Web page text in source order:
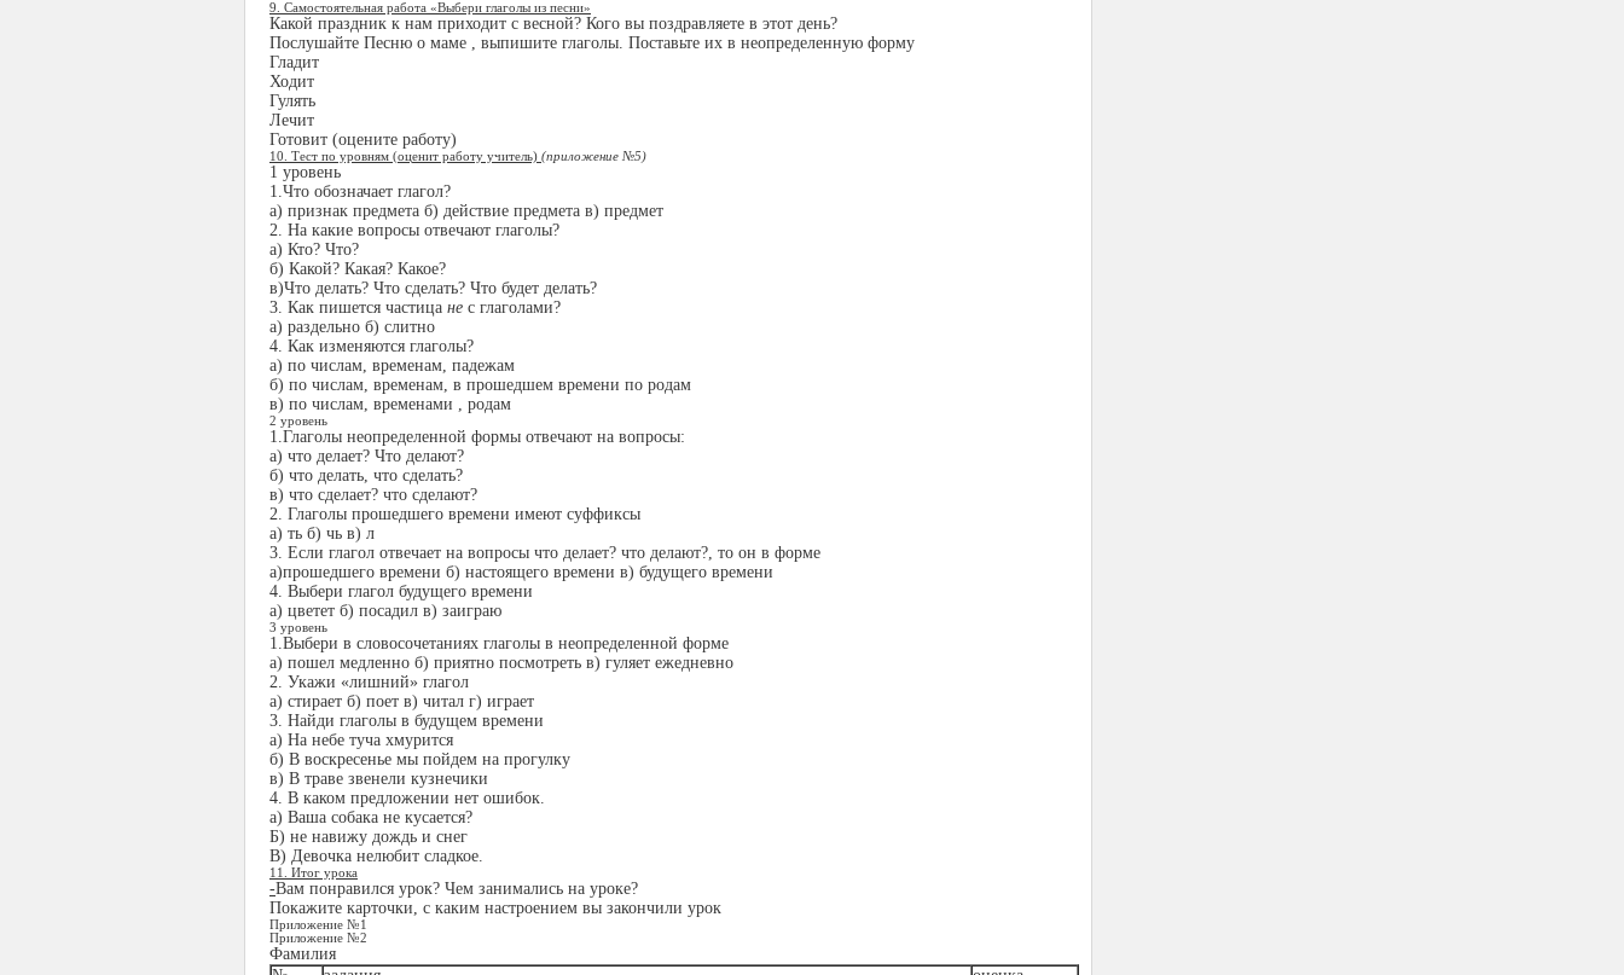
9. Самостоятельная работа «Выбери глаголы из песни»
Какой праздник к нам приходит с весной? Кого вы поздравляете в этот день?
Послушайте Песню о маме , выпишите глаголы. Поставьте их в неопределенную форму
Гладит
Ходит
Гулять
Лечит
Готовит (оцените работу)
10. Тест по уровням (оценит работу учитель) (приложение №5)
1 уровень
1.Что обозначает глагол?
а) признак предмета б) действие предмета в) предмет
2. На какие вопросы отвечают глаголы?
а) Кто? Что?
б) Какой? Какая? Какое?
в)Что делать? Что сделать? Что будет делать?
3. Как пишется частица не с глаголами?
а) раздельно б) слитно
4. Как изменяются глаголы?
а) по числам, временам, падежам
б) по числам, временам, в прошедшем времени по родам
в) по числам, временами , родам
2 уровень
1.Глаголы неопределенной формы отвечают на вопросы:
а) что делает? Что делают?
б) что делать, что сделать?
в) что сделает? что сделают?
2. Глаголы прошедшего времени имеют суффиксы
а) ть б) чь в) л
3. Если глагол отвечает на вопросы что делает? что делают?, то он в форме
а)прошедшего времени б) настоящего времени в) будущего времени
4. Выбери глагол будущего времени
а) цветет б) посадил в) заиграю
3 уровень
1.Выбери в словосочетаниях глаголы в неопределенной форме
а) пошел медленно б) приятно посмотреть в) гуляет ежедневно
2. Укажи «лишний» глагол
а) стирает б) поет в) читал г) играет
3. Найди глаголы в будущем времени
а) На небе туча хмурится
б) В воскресенье мы пойдем на прогулку
в) В траве звенели кузнечики
4. В каком предложении нет ошибок.
а) Ваша собака не кусается?
Б) не навижу дождь и снег
В) Девочка нелюбит сладкое.
11. Итог урока
-Вам понравился урок? Чем занимались на уроке?
Покажите карточки, с каким настроением вы закончили урок
Приложение №1
Приложение №2
Фамилия